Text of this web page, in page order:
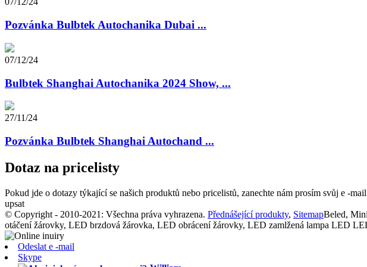
Pozvánka Bulbtek Autochanika Dubai ...
07/12/24
Bulbtek Shanghai Autochanika 2024 Show, ...
27/11/24
Pozvánka Bulbtek Shanghai Autochand ...
Dotaz na pricelisty
Pokud jde o dotazy týkající se našich produktů nebo pricelistů, zanechte nám prosím svůj e -
upsat
© Copyright - 2010-2021: Všechna práva vyhrazena. Přednášející produkty, SitemapBeled,
otáčení žárovky, LED brzdová žárovka, LED obrácení žárovky, LED zamlžená lampa LED
Odeslat e -mail
Skype